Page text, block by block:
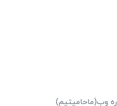
ره وب(ماحامیتیم)